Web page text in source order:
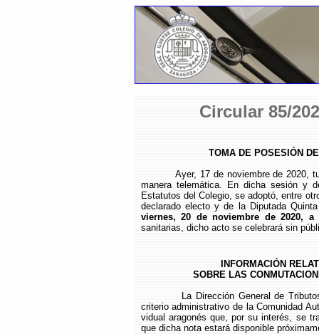
Circular 85/
TOMA DE POSESIÓN
Ayer, 17 de noviembre de 2020,
manera telemática. En dicha sesión y
Estatutos del Colegio, se adoptó, entre
declarado electo y de la Diputada
viernes, 20 de noviembre de 2020, a
sanitarias, dicho acto se celebrará sin
INFORMACIÓN
SOBRE LAS
La Dirección General de
criterio administrativo de la Comunidad
vidual aragonés que, por su interés, se
que dicha nota estará disponible